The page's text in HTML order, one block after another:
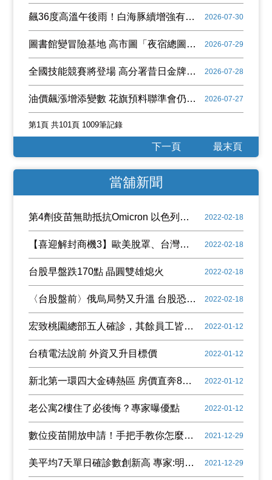
飆36度高溫午後雨！白海豚續增強有望成風王 暴風圈侵襲台灣機率曝 2026-07-30
圖書館變冒險基地 高市圖「夜宿總圖」學童黑夜探險 2026-07-29
全國技能競賽將登場 高分署昔日金牌國手傳承經驗 2026-07-28
油價飆漲增添變數 花旗預料聯準會仍將維持利率不變 2026-07-27
第1頁 共101頁 1009筆記錄
下一頁 最末頁
當舖新聞
第4劑疫苗無助抵抗Omicron 以色列取消「綠色通行證」 2022-02-18
【喜迎解封商機3】歐美脫罩、台灣開放商務客入境 5檔旅遊股噴漲停 2022-02-18
台股早盤跌170點 晶圓雙雄熄火 2022-02-18
〈台股盤前〉俄烏局勢又升溫 台股恐再度面臨回檔壓力 2022-02-18
宏致桃園總部五人確診，其餘員工皆採陰性，稱不影響營運及生產 2022-01-12
台積電法說前 外資又升目標價 2022-01-12
新北第一環四大金磚熱區 房價直奔8字頭 2022-01-12
老公寓2樓住了必後悔？專家曝優點 2022-01-12
數位疫苗開放申請！手把手教你怎麼申請並加入iPhone錢包 2021-12-29
美平均7天單日確診數創新高 專家:明年1月不好過 2021-12-29